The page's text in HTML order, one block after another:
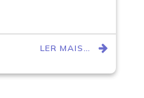
LER MAIS…